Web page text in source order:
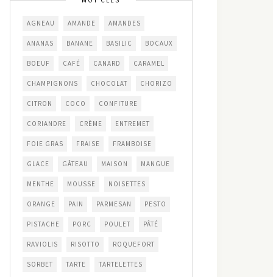
AGNEAU AMANDE AMANDES
ANANAS BANANE BASILIC BOCAUX
BOEUF CAFÉ CANARD CARAMEL
CHAMPIGNONS CHOCOLAT CHORIZO
CITRON COCO CONFITURE
CORIANDRE CRÈME ENTREMET
FOIE GRAS FRAISE FRAMBOISE
GLACE GÂTEAU MAISON MANGUE
MENTHE MOUSSE NOISETTES
ORANGE PAIN PARMESAN PESTO
PISTACHE PORC POULET PÂTÉ
RAVIOLIS RISOTTO ROQUEFORT
SORBET TARTE TARTELETTES